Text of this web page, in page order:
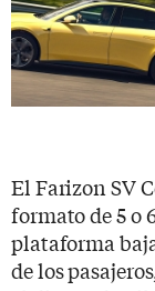
El Farizon SV
formato de 5 o
plataforma
de los